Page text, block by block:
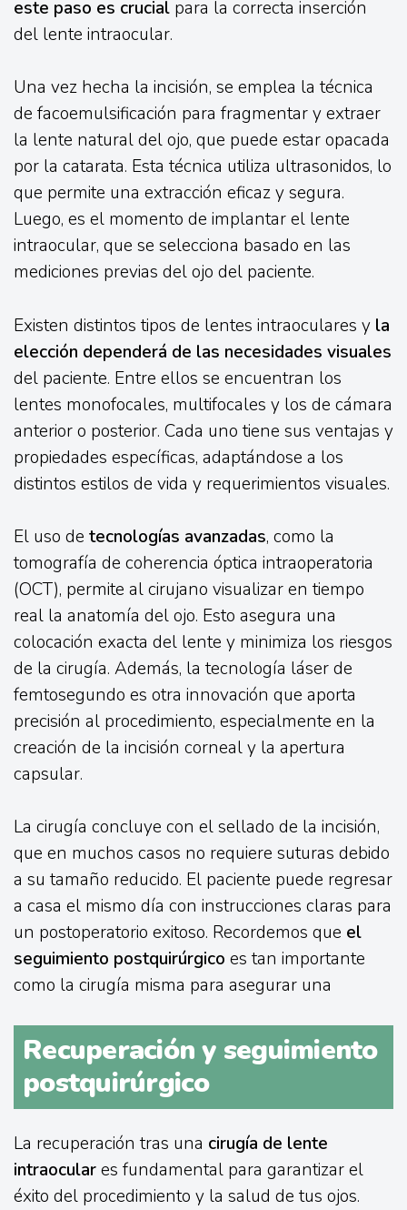
este paso es crucial para la correcta inserción
del lente intraocular.
Una vez hecha la incisión, se emplea la técnica
de facoemulsificación para fragmentar y extraer
la lente natural del ojo, que puede estar opacada
por la catarata. Esta técnica utiliza ultrasonidos, lo
que permite una extracción eficaz y segura.
Luego, es el momento de implantar el lente
intraocular, que se selecciona basado en las
mediciones previas del ojo del paciente.
Existen distintos tipos de lentes intraoculares y la
elección dependerá de las necesidades visuales
del paciente. Entre ellos se encuentran los
lentes monofocales, multifocales y los de cámara
anterior o posterior. Cada uno tiene sus ventajas y
propiedades específicas, adaptándose a los
distintos estilos de vida y requerimientos visuales.
El uso de tecnologías avanzadas, como la
tomografía de coherencia óptica intraoperatoria
(OCT), permite al cirujano visualizar en tiempo
real la anatomía del ojo. Esto asegura una
colocación exacta del lente y minimiza los riesgos
de la cirugía. Además, la tecnología láser de
femtosegundo es otra innovación que aporta
precisión al procedimiento, especialmente en la
creación de la incisión corneal y la apertura
capsular.
La cirugía concluye con el sellado de la incisión,
que en muchos casos no requiere suturas debido
a su tamaño reducido. El paciente puede regresar
a casa el mismo día con instrucciones claras para
un postoperatorio exitoso. Recordemos que el
seguimiento postquirúrgico es tan importante
como la cirugía misma para asegurar una
Recuperación y seguimiento
postquirúrgico
La recuperación tras una cirugía de lente
intraoculares fundamental para garantizar el
éxito del procedimiento y la salud de tus ojos.